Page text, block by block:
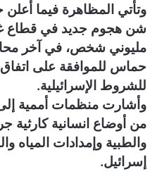
وتأتي المظاهرة فيما أعلن
شن هجوم جديد في قطاع
مليوني شخص، في آخر
حماس للموافقة على اتفاق
للشروط الإسرائيلية.
وأشارت منظمات أممية
من أوضاع انسانية كارثية
والطبية وإمدادات المياه
إسرائيل.